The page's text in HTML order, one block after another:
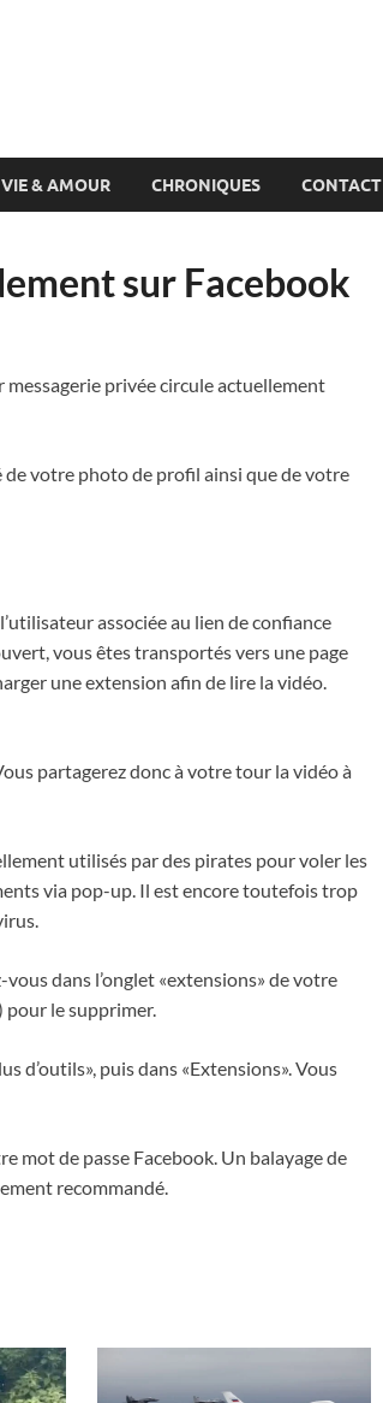
VIE & AMOUR CHRONIQUES CONTACT
sur Facebook
privée circule actuellement
de votre photo de profil ainsi que de votre
associée au lien de confiance
vous êtes transportés vers une page
une extension afin de lire la vidéo.
partagerez donc à votre tour la vidéo à
utilisés par des pirates pour voler les
via pop-up. Il est encore toutefois trop
vous dans l’onglet «extensions» de votre
pour le supprimer.
d’outils», puis dans «Extensions». Vous
mot de passe Facebook. Un balayage de
recommandé.